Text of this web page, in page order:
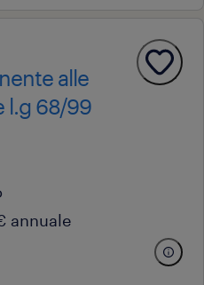
alle
l.g 68/99
annuale